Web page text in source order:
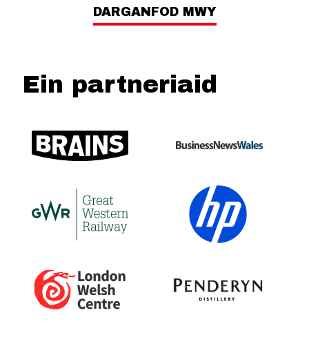
DARGANFOD MWY
Ein partneriaid